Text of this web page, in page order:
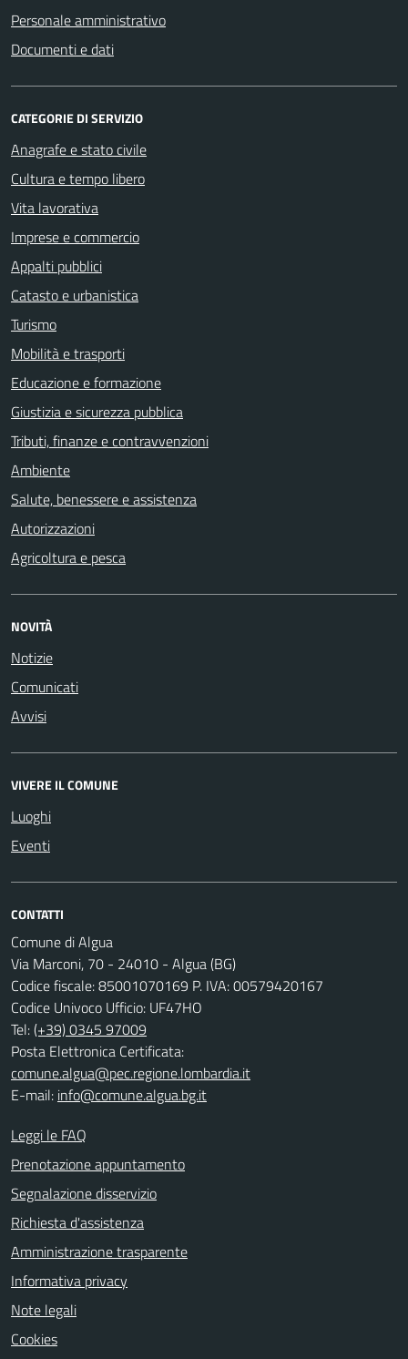
Personale amministrativo
Documenti e dati
CATEGORIE DI SERVIZIO
Anagrafe e stato civile
Cultura e tempo libero
Vita lavorativa
Imprese e commercio
Appalti pubblici
Catasto e urbanistica
Turismo
Mobilità e trasporti
Educazione e formazione
Giustizia e sicurezza pubblica
Tributi, finanze e contravvenzioni
Ambiente
Salute, benessere e assistenza
Autorizzazioni
Agricoltura e pesca
NOVITÀ
Notizie
Comunicati
Avvisi
VIVERE IL COMUNE
Luoghi
Eventi
CONTATTI
Comune di Algua
Via Marconi, 70 - 24010 - Algua (BG)
Codice fiscale: 85001070169 P. IVA: 00579420167
Codice Univoco Ufficio: UF47HO
Tel:(+39) 0345 97009
Posta Elettronica Certificata:
comune.algua@pec.regione.lombardia.it
E-mail: info@comune.algua.bg.it
Leggi le FAQ
Prenotazione appuntamento
Segnalazione disservizio
Richiesta d'assistenza
Amministrazione trasparente
Informativa privacy
Note legali
Cookies